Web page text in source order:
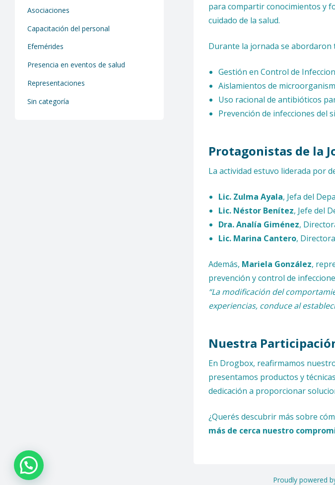
para compartir conocimientos y
cuidado de la salud.
Durante la jornada se abordaron
Gestión en Control de
Aislamientos de
Uso racional de antibióticos
Prevención de infecciones del
Protagonistas de la
La actividad estuvo liderada por
Lic. Zulma Ayala, Jefa del
Lic. Néstor Benítez, Jefe del
Dra. Analía Giménez,
Lic. Marina Cantero,
Además, Mariela González,
prevención y control de
“La modificación del
experiencias, conduce al
Nuestra
En Drogbox, reafirmamos
presentamos productos y
dedicación a proporcionar
¿Querés descubrir más sobre
más de cerca nuestro
Asociaciones
Capacitación del personal
Efemérides
Presencia en eventos de salud
Representaciones
Sin categoría
Proudly powered